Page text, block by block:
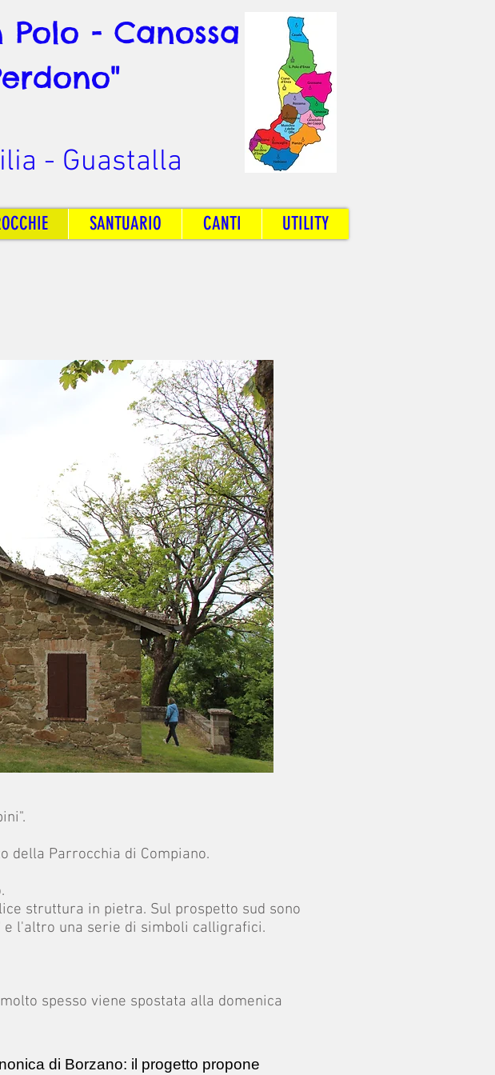
- Canossa
- Guastalla
SANTUARIO CANTI UTILITY
della Parrocchia di Compiano.
struttura in pietra. Sul prospetto sud sono
l'altro una serie di simboli calligrafici.
spesso viene spostata alla domenica
di Borzano: il progetto propone